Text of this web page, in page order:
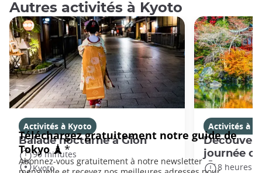
Autres activités à Kyoto
Activités à Kyoto
Balade nocturne à Gion
90 minutes
Kyoto
Activités à
journée
8 heures